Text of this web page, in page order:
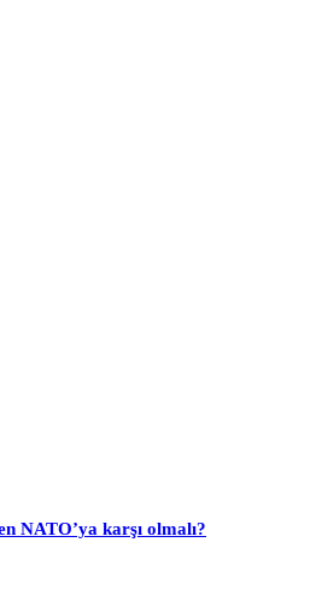
NATO’ya karşı olmalı?